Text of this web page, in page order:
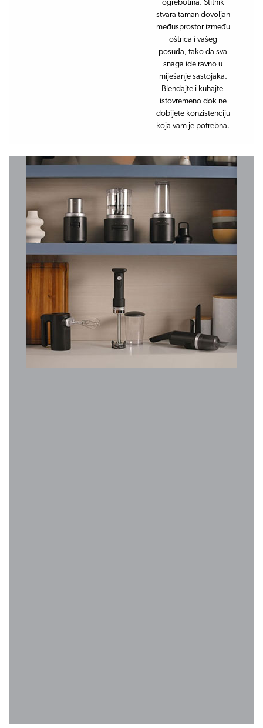
ogrebotina. Štitnik
stvara taman dovoljan
međusprostor između
oštrica i vašeg
posuđa, tako da sva
snaga ide ravno u
miješanje sastojaka.
Blendajte i kuhajte
istovremeno dok ne
dobijete konzistenciju
koja vam je potrebna.